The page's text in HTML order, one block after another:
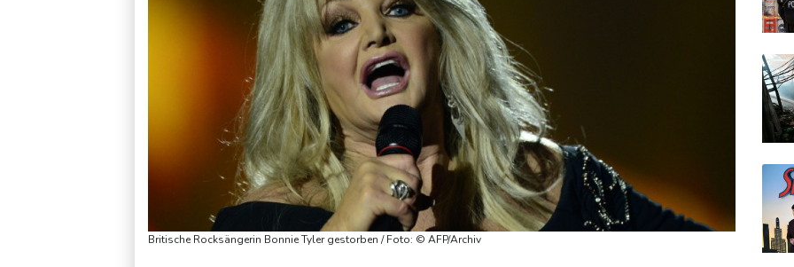
Britische Rocksängerin Bonnie Tyler gestorben / Foto: © AFP/Archiv